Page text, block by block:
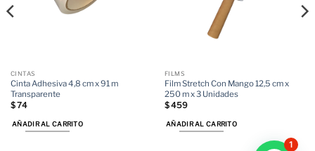
CINTAS
Cinta Adhesiva 4,8 cm x 91 m
Transparente
$74
AÑADIR AL CARRITO
FILMS
Film Stretch Con Mango 12,5 cm x
250 m x 3 Unidades
$459
AÑADIR AL CARRITO
1